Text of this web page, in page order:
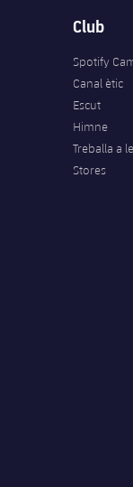
Club
Spotify
Canal ètic
Escut
Himne
Treballa a
Stores